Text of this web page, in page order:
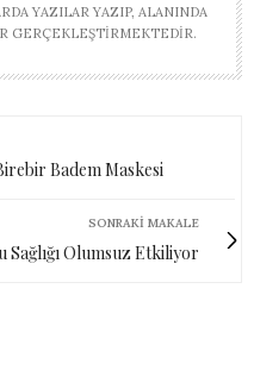
YAZILAR YAZIP, ALANINDA
GERÇEKLEŞTIRMEKTEDIR.
Badem Maskesi
SONRAKI MAKALE
Sağlığı Olumsuz Etkiliyor